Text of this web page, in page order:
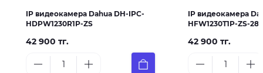
IP видеокамера Dahua DH-IPC-
HDPW1230R1P-ZS
42 900 тг.
IP видеокамера
HFW1230T1P-ZS-
42 900 тг.